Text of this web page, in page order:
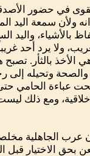
في حضور
ولأن سمعة اليد
بالأشياء،
ولا يرد أحد
الأخذ بالثأر.
وتحيله
عباءة الحامي
ومع ذلك
الجاهلية
بحق الاختيار قبل